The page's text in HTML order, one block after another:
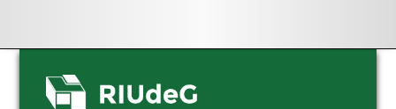
Skip
navigation